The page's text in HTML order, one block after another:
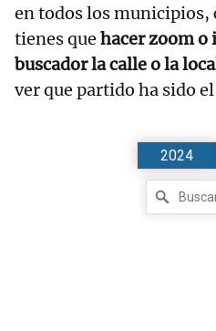
en todos los municipios,
tienes que hacer zoom
buscador la calle o la
ver que partido ha sido